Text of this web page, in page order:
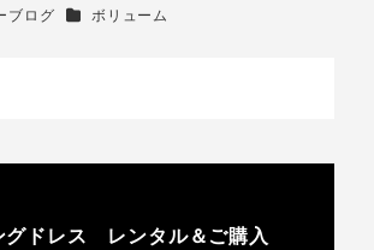
ブログ カテゴリー
ボリューム
グドレス レンタル＆ご購入